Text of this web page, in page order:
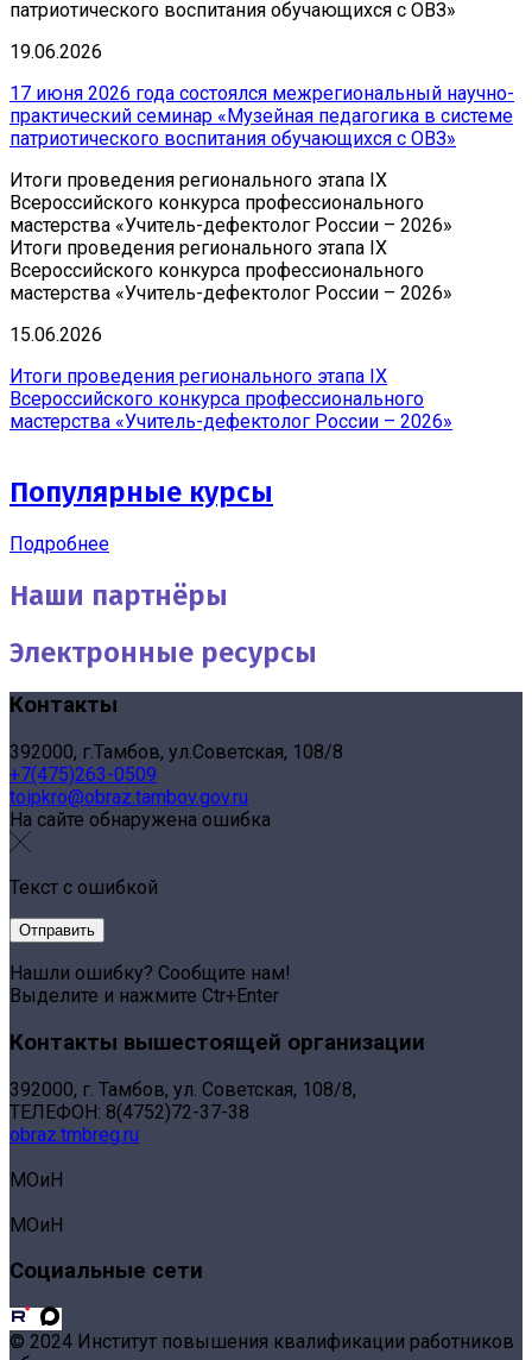
патриотического воспитания обучающихся с ОВЗ»
19.06.2026
17 июня 2026 года состоялся межрегиональный научно-
практический семинар «Музейная педагогика в системе
патриотического воспитания обучающихся с ОВЗ»
Итоги проведения регионального этапа IX
Всероссийского конкурса профессионального
мастерства «Учитель-дефектолог России – 2026»
Итоги проведения регионального этапа IX
Всероссийского конкурса профессионального
мастерства «Учитель-дефектолог России – 2026»
15.06.2026
Итоги проведения регионального этапа IX
Всероссийского конкурса профессионального
мастерства «Учитель-дефектолог России – 2026»
Популярные курсы
Подробнее
Наши партнёры
Электронные ресурсы
Контакты
392000, г.Тамбов, ул.Советская, 108/8
+7(475)263-0509
toipkro@obraz.tambov.gov.ru
На сайте обнаружена ошибка
Текст с ошибкой
Нашли ошибку? Сообщите нам!
Выделите и нажмите Ctr+Enter
Контакты вышестоящей организации
392000, г. Тамбов, ул. Советская, 108/8,
ТЕЛЕФОН: 8(4752)72-37-38
obraz.tmbreg.ru
МОиН
МОиН
Социальные сети
© 2024 Институт повышения квалификации работников